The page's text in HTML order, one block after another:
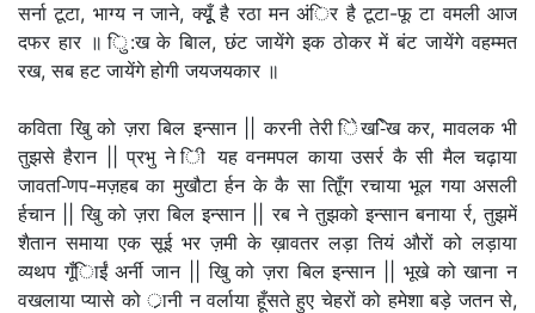
सर्ना टूटा, भाग्य न जाने, क्यूूँ है रठा मन अंिर है टूटा-फू टा वमली आज
दफर हार ॥ िु:ख के बािल, छंट जायेंगे इक ठोकर में बंट जायेंगे वहम्मत
रख, सब हट जायेंगे होगी जयजयकार ॥
कविता खुि को ज़रा बिल इन्सान || करनी तेरी िेख-िेख कर, मावलक भी
तुझसे हैरान || प्रभु ने िी यह वनमपल काया उसर्र कै सी मैल चढ़ाया
जावत-िणप-मज़हब का मुखौटा र्हन के कै सा तिाूँग रचाया भूल गया असली
र्हचान || खुि को ज़रा बिल इन्सान || रब ने तुझको इन्सान बनाया र्र, तुझमें
शैतान समाया एक सूई भर ज़मी के ख़ावतर लड़ा तियं औरों को लड़ाया
व्यथप गूँिाईं अर्नी जान || खुि को ज़रा बिल इन्सान || भूखे को खाना न
वखलाया प्यासे को र्ानी न वर्लाया हूँसते हुए चेहरों को हमेशा बड़े जतन से,